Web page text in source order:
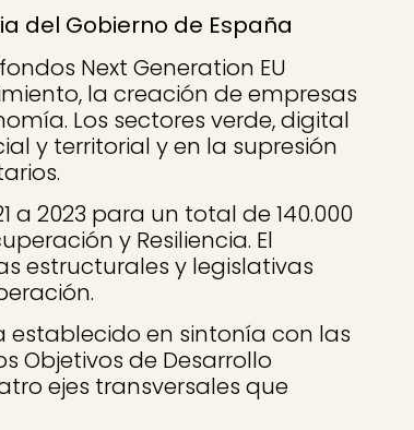
del Gobierno de España
Next Generation EU
la creación de empresas
Los sectores verde, digital
y territorial y en la supresión
a 2023 para un total de 140.000
y Resiliencia. El
estructurales y legislativas
en sintonía con las
Objetivos de Desarrollo
ejes transversales que